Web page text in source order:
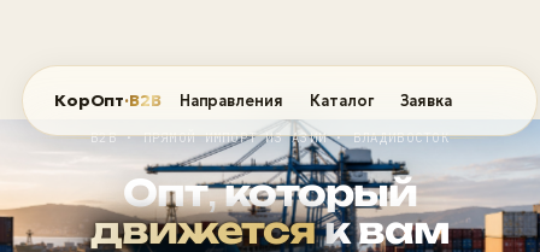
КорОпт·B2B Направления Каталог Заявка
B2B · ПРЯМОЙ ИМПОРТ ИЗ АЗИИ · ВЛАДИВОСТОК
Опт, который
движетсяк вам